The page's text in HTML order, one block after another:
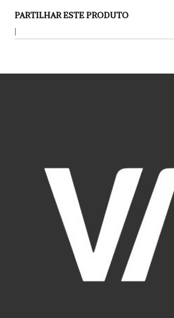
PARTILHAR ESTE PRODUTO
|